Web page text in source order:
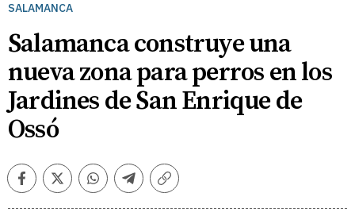
SALAMANCA
Salamanca construye una
nueva zona para perros en los
Jardines de San Enrique de
Ossó
FacebookTwitterWhatsappTelegramCopiar